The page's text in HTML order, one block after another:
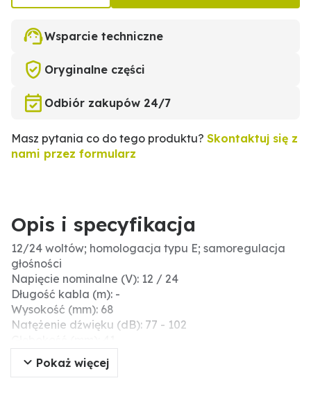
Wsparcie techniczne
Oryginalne części
Odbiór zakupów 24/7
Masz pytania co do tego produktu? Skontaktuj się z
nami przez formularz
Opis i specyfikacja
12/24 woltów; homologacja typu E; samoregulacja
głośności
Napięcie nominalne (V): 12 / 24
Długość kabla (m): -
Wysokość (mm): 68
Natężenie dźwięku (dB): 77 - 102
Szerokość (mm): 102
Stopień ochrony: IP65
Pokaż więcej